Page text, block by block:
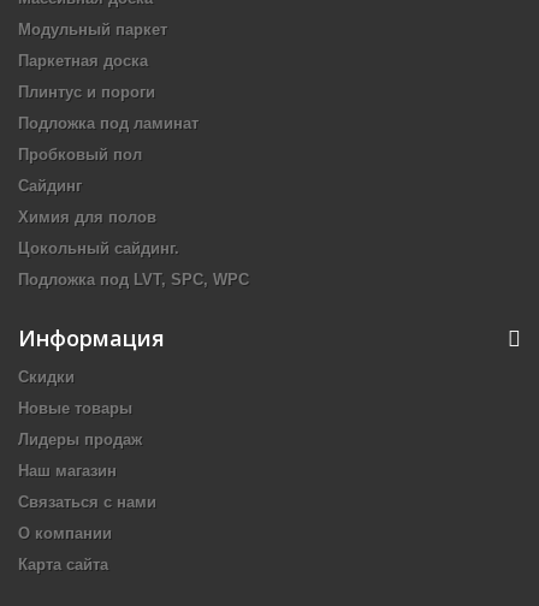
Модульный паркет
Паркетная доска
Плинтус и пороги
Подложка под ламинат
Пробковый пол
Сайдинг
Химия для полов
Цокольный сайдинг.
Подложка под LVT, SPC, WPC
Информация
Скидки
Новые товары
Лидеры продаж
Наш магазин
Связаться с нами
О компании
Карта сайта